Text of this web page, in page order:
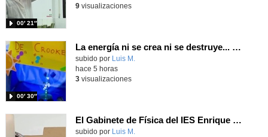
00′ 21″
9visualizaciones
La energía ni se crea ni se destruye... ¡se experimenta! El Tierno en la Feria Madrid es Ciencia 2026
Contenido educativo.
subido por Luis M.
00′ 30″
hace 5 horas
3visualizaciones
El Gabinete de Física del IES Enrique Tierno Galván de Parla (Curso 25-26)
Contenido educativo.
subido por Luis M.